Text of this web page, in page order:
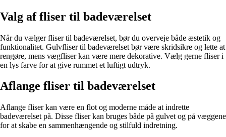
Valg af fliser til badeværelset
Når du vælger fliser til badeværelset, bør du overveje både æstetik og
funktionalitet. Gulvfliser til badeværelset bør være skridsikre og lette at
rengøre, mens vægfliser kan være mere dekorative. Vælg gerne fliser i
en lys farve for at give rummet et luftigt udtryk.
Aflange fliser til badeværelset
Aflange fliser kan være en flot og moderne måde at indrette
badeværelset på. Disse fliser kan bruges både på gulvet og på væggene
for at skabe en sammenhængende og stilfuld indretning.